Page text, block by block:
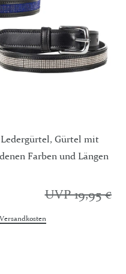
Gürtel mit
Farben und Längen
UVP 19,95 €
Versandkosten